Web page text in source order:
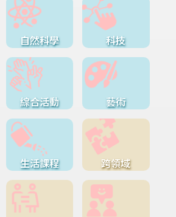
自然科學 科技
綜合活動 藝術
生活課程 跨領域